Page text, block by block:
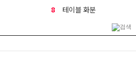
8
테이블 화분
10 부모님선물
1
생일